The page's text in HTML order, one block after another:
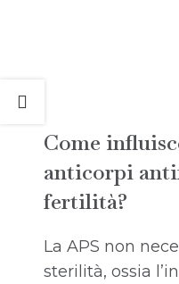
Come
anticorpi
fertilità?
La APS non
sterilità, ossia